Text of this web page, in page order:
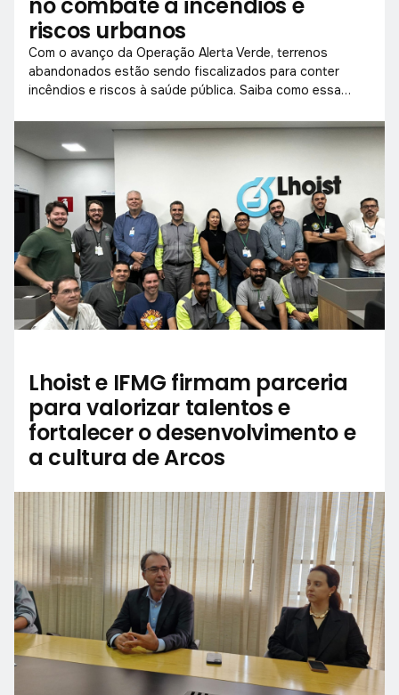
riscos urbanos
Com o avanço da Operação Alerta Verde, terrenos
abandonados estão sendo fiscalizados para conter
incêndios e riscos à saúde pública. Saiba como essa
Lhoist e IFMG firmam parceria
para valorizar talentos e
fortalecer o desenvolvimento e
a cultura de Arcos